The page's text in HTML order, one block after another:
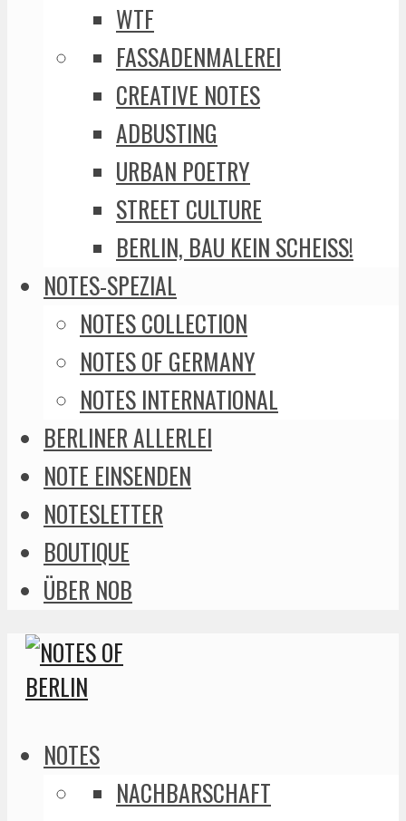
WTF
FASSADENMALEREI
CREATIVE NOTES
ADBUSTING
URBAN POETRY
STREET CULTURE
BERLIN, BAU KEIN SCHEISS!
NOTES-SPEZIAL
NOTES COLLECTION
NOTES OF GERMANY
NOTES INTERNATIONAL
BERLINER ALLERLEI
NOTE EINSENDEN
NOTESLETTER
BOUTIQUE
ÜBER NOB
NOTES
NACHBARSCHAFT